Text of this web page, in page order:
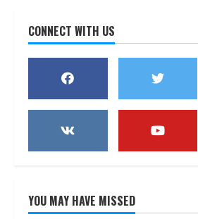
CONNECT WITH US
YOU MAY HAVE MISSED